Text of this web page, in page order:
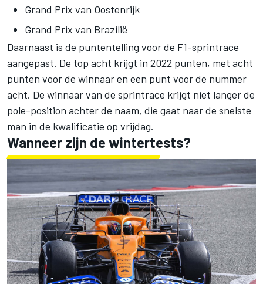
Grand Prix van Oostenrijk
Grand Prix van Brazilië
Daarnaast is de puntentelling voor de F1-sprintrace
aangepast. De top acht krijgt in 2022 punten, met acht
punten voor de winnaar en een punt voor de nummer
acht. De winnaar van de sprintrace krijgt niet langer de
pole-position achter de naam, die gaat naar de snelste
man in de kwalificatie op vrijdag.
Wanneer zijn de wintertests?